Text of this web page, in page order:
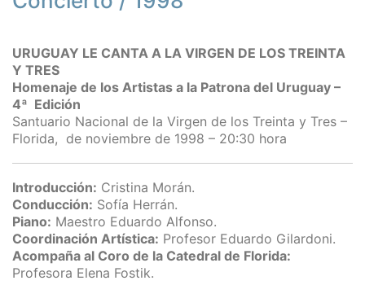
URUGUAY LE CANTA A LA VIRGEN DE LOS TREINTA
Y TRES
Homenaje de los Artistas a la Patrona del Uruguay –
4ª Edición
Santuario Nacional de la Virgen de los Treinta y Tres –
Florida, de noviembre de 1998 – 20:30 hora
Introducción: Cristina Morán.
Conducción: Sofía Herrán.
Piano: Maestro Eduardo Alfonso.
Coordinación Artística: Profesor Eduardo Gilardoni.
Acompaña al Coro de la Catedral de Florida:
Profesora Elena Fostik.